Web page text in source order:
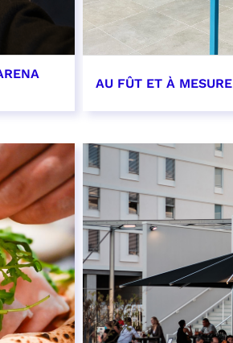
AU FÛT ET À MESURE
EN SAVOIR PLUS